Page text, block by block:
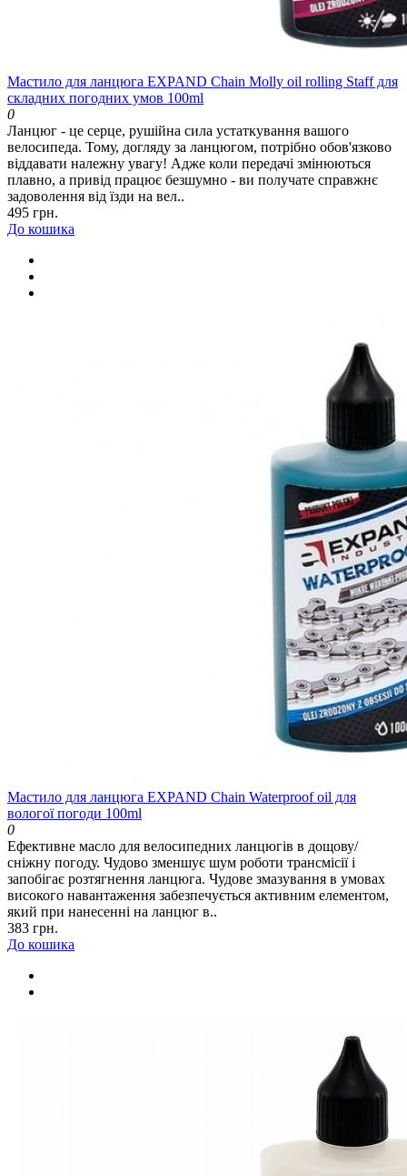
Мастило для ланцюга EXPAND Chain Molly oil rolling Staff для
складних погодних умов 100ml
0
Ланцюг - це серце, рушійна сила устаткування вашого
велосипеда. Тому, догляду за ланцюгом, потрібно обов'язково
віддавати належну увагу! Адже коли передачі змінюються
плавно, а привід працює безшумно - ви получате справжнє
задоволення від їзди на вел..
495 грн.
До кошика
Мастило для ланцюга EXPAND Chain Waterproof oil для
вологої погоди 100ml
0
Ефективне масло для велосипедних ланцюгів в дощову/
сніжну погоду. Чудово зменшує шум роботи трансмісії і
запобігає розтягнення ланцюга. Чудове змазування в умовах
високого навантаження забезпечується активним елементом,
який при нанесенні на ланцюг в..
383 грн.
До кошика